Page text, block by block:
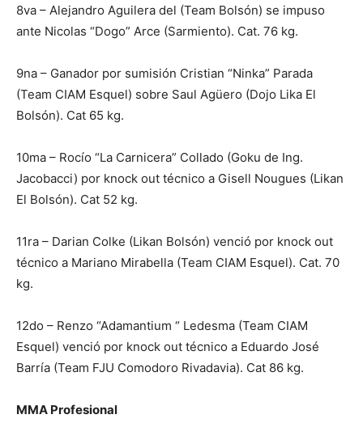
8va – Alejandro Aguilera del (Team Bolsón) se impuso
ante Nicolas “Dogo” Arce (Sarmiento). Cat. 76 kg.
9na – Ganador por sumisión Cristian “Ninka” Parada
(Team CIAM Esquel) sobre Saul Agüero (Dojo Lika El
Bolsón). Cat 65 kg.
10ma – Rocío “La Carnicera” Collado (Goku de Ing.
Jacobacci) por knock out técnico a Gisell Nougues (Likan
El Bolsón). Cat 52 kg.
11ra – Darian Colke (Likan Bolsón) venció por knock out
técnico a Mariano Mirabella (Team CIAM Esquel). Cat. 70
kg.
12do – Renzo “Adamantium “ Ledesma (Team CIAM
Esquel) venció por knock out técnico a Eduardo José
Barría (Team FJU Comodoro Rivadavia). Cat 86 kg.
MMA Profesional